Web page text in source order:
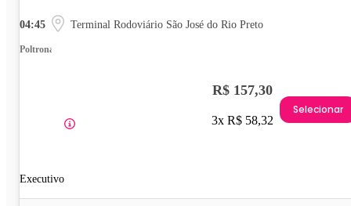
04:45 Terminal Rodoviário São José do Rio Preto
Poltrona
Executivo
R$ 157,30
3x R$ 58,32
Selecionar